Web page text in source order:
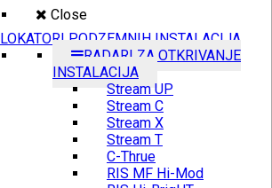
Close
LOKATORI PODZEMNIH INSTALACIJA
RADARI ZA OTKRIVANJE
INSTALACIJA
Stream UP
Stream C
Stream X
Stream T
C-Thrue
RIS MF Hi-Mod